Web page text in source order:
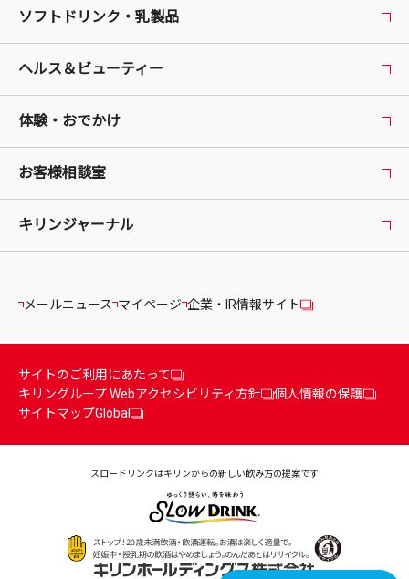
ソフトドリンク・乳製品
ヘルス＆ビューティー
体験・おでかけ
お客様相談室
キリンジャーナル
メールニュース マイページ 企業・IR情報サイト
サイトのご利用にあたって
キリングループ Webアクセシビリティ方針
個人情報の保護
サイトマップGlobal
スロードリンクはキリンからの新しい飲み方の提案です